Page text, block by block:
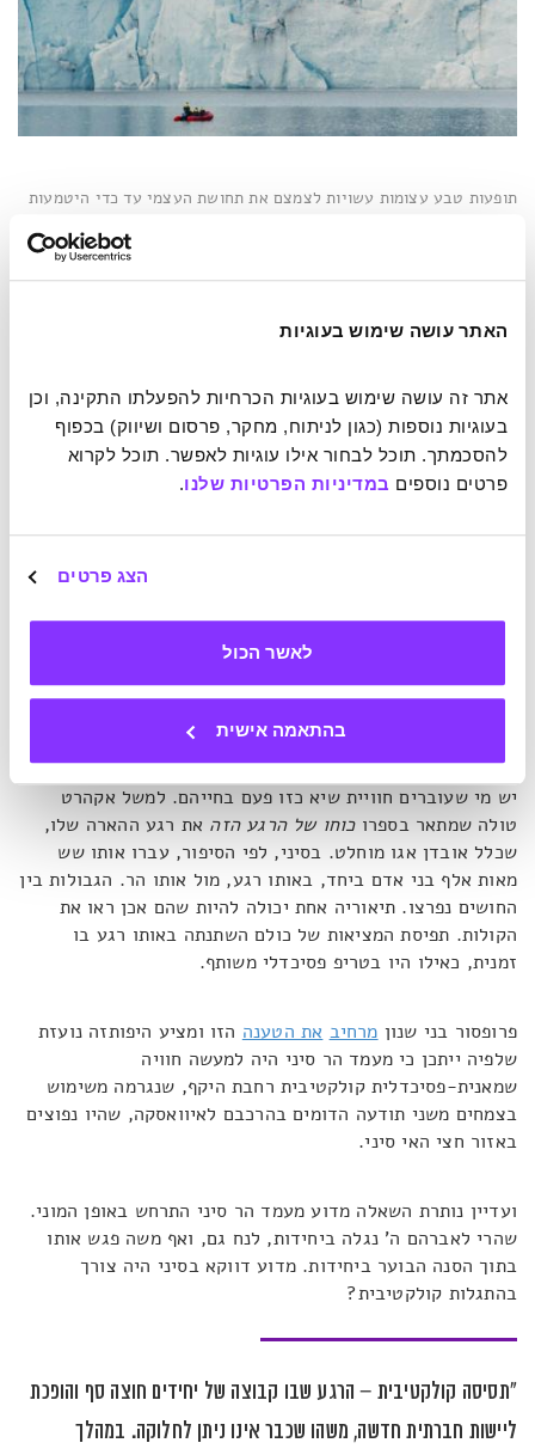
האתר עושה שימוש בעוגיות
פרטים נוספים במדיניות הפרטיות שלנו.
הצג פרטים
לאשר הכול
בהתאמה אישית
תופעות טבע עצומות עשויות לצמצם את תחושת העצמי עד כדי היטמעות
הגבולות בין החושים מתמוססים – וכך גם בין הלבבות
מפעיל מספר חושים בו-זמנית ויוצר ביניהם ערבוב. הנוירולוג
ריצ'רד סייטוביץ' טוען שסינסתזיה נפוצה הרבה יותר משחשבנו,
וחוקריםמסוימים אף הציעו שמצבי תודעה קיצוניים עשויים
לעורר חוויות דמויות־סינסתזיה גם במצבי עוצמה רגשית
קיצונית, כשהמוח מוצף בגירויים ממספר כיוונים בו-זמנית
הצורה הנפוצה ביותר של ערבוב היא בין חוש השמיעה לראייה.
במצב כזה אכן ניתן "לראות קולות".מאסלוקרא לחוויות
הרגילה", "תחושה שהחיים מקבלים משמעות שלא הייתה להם
יש מי שעוברים חוויית שיא כזו פעם בחייהם. למשל אקהרט
טולה שמתאר בספרוכוחו של הרגע הזה את רגע ההארה שלו,
שכלל אובדן אגו מוחלט. בסיני, לפי הסיפור, עברו אותו שש
מאות אלף בני אדם ביחד, באותו רגע, מול אותו הר. הגבולות בין
החושים נפרצו. תיאוריה אחת יכולה להיות שהם אכן ראו את
הקולות. תפיסת המציאות של כולם השתנתה באותו רגע בו
זמנית, כאילו היו בטריפ פסיכדלי משותף.
פרופסור בני שנון מרחיב את הטענה הזו ומציע היפותזה נועזת
שלפיה ייתכן כי מעמד הר סיני היה למעשה חוויה
שמאנית-פסיכדלית קולקטיבית רחבת היקף, שנגרמה משימוש
בצמחים משני תודעה הדומים בהרכבם לאיוואסקה, שהיו נפוצים
באזור חצי האי סיני.
ועדיין נותרת השאלה מדוע מעמד הר סיני התרחש באופן המוני.
שהרי לאברהם ה' נגלה ביחידות, לנח גם, ואף משה פגש אותו
בתוך הסנה הבוער ביחידות. מדוע דווקא בסיני היה צורך
בהתגלות קולקטיבית?
"תסיסה קולקטיבית – הרגע שבו קבוצה של יחידים חוצה סף והופכת
ליישות חברתית חדשה, משהו שכבר אינו ניתן לחלוקה. במהלך